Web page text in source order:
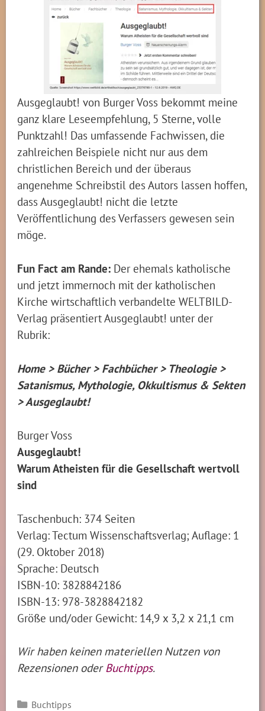
Ausgeglaubt! von Burger Voss bekommt meine
ganz klare Leseempfehlung, 5 Sterne, volle
Punktzahl! Das umfassende Fachwissen, die
zahlreichen Beispiele nicht nur aus dem
christlichen Bereich und der überaus
angenehme Schreibstil des Autors lassen hoffen,
dass Ausgeglaubt! nicht die letzte
Veröffentlichung des Verfassers gewesen sein
möge.
Fun Fact am Rande: Der ehemals katholische
und jetzt immernoch mit der katholischen
Kirche wirtschaftlich verbandelte WELTBILD-
Verlag präsentiert Ausgeglaubt! unter der
Rubrik:
Home > Bücher > Fachbücher > Theologie >
Satanismus, Mythologie, Okkultismus & Sekten
> Ausgeglaubt!
Burger Voss
Ausgeglaubt!
Warum Atheisten für die Gesellschaft wertvoll
sind
Taschenbuch: 374 Seiten
Verlag: Tectum Wissenschaftsverlag; Auflage: 1
(29. Oktober 2018)
Sprache: Deutsch
ISBN-10: 3828842186
ISBN-13: 978-3828842182
Größe und/oder Gewicht: 14,9 x 3,2 x 21,1 cm
Wir haben keinen materiellen Nutzen von
Rezensionen oderBuchtipps.
Kategorien
Buchtipps